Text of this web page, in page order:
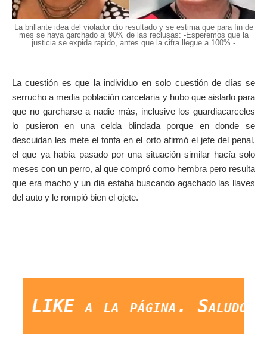
La brillante idea del violador dio resultado y se estima que para fin de
mes se haya garchado al 90% de las reclusas: -Esperemos que la
justicia se expida rapido, antes que la cifra llegue a 100%.-
La cuestión es que la individuo en solo cuestión de días se
serrucho a media población carcelaria y hubo que aislarlo para
que no garcharse a nadie más, inclusive los guardiacarceles
lo pusieron en una celda blindada porque en donde se
descuidan les mete el tonfa en el orto afirmó el jefe del penal,
el que ya había pasado por una situación similar hacía solo
meses con un perro, al que compró como hembra pero resulta
que era macho y un dia estaba buscando agachado las llaves
del auto y le rompió bien el ojete.
a la página. Saludos Y